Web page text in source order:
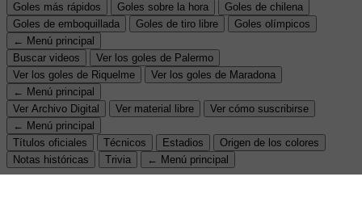
Goles más rápidos
Goles sobre la hora
Goles de chilena
Goles de emboquillada
Goles de tiro libre
Goles olímpicos
← Menú principal
Buscar videos
Ver los goles de Palermo
Ver los goles de Riquelme
Ver los goles de Maradona
← Menú principal
Ver Archivo Digital
Ver material libre
Ver cómo suscribirse
← Menú principal
Títulos oficiales
Técnicos Estadios
Origen de los colores
Notas históricas
Trivia ← Menú principal